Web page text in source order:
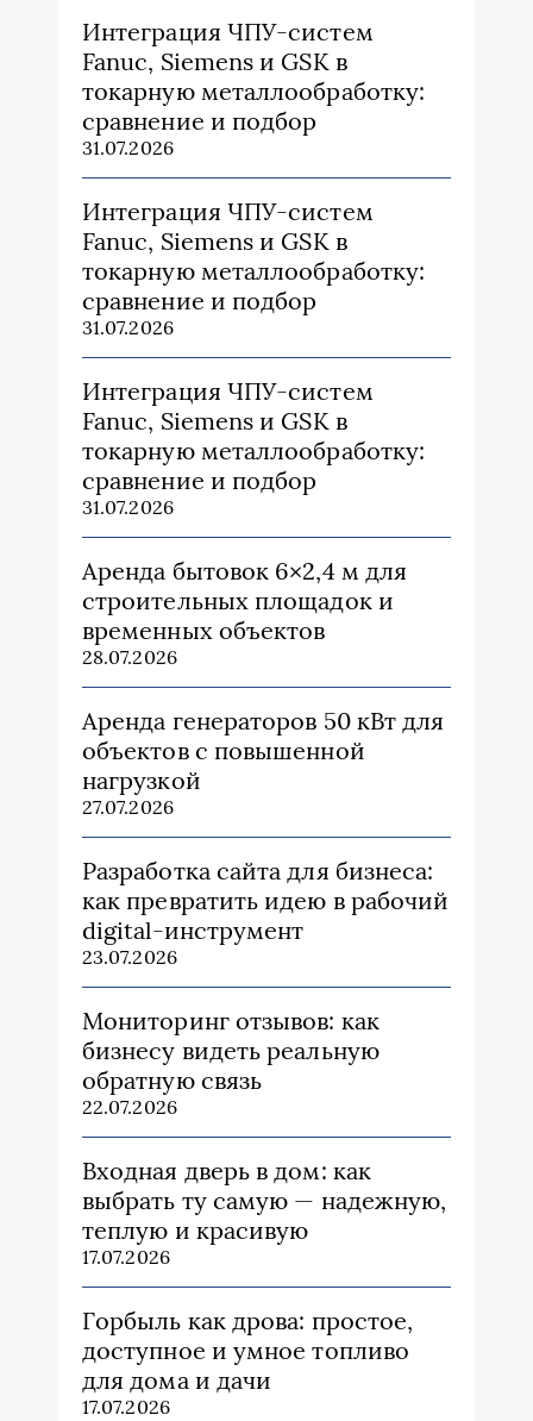
Интеграция ЧПУ-систем
Fanuc, Siemens и GSK в
токарную металлообработку:
сравнение и подбор
31.07.2026
Интеграция ЧПУ-систем
Fanuc, Siemens и GSK в
токарную металлообработку:
сравнение и подбор
31.07.2026
Интеграция ЧПУ-систем
Fanuc, Siemens и GSK в
токарную металлообработку:
сравнение и подбор
31.07.2026
Аренда бытовок 6×2,4 м для
строительных площадок и
временных объектов
28.07.2026
Аренда генераторов 50 кВт для
объектов с повышенной
нагрузкой
27.07.2026
Разработка сайта для бизнеса:
как превратить идею в рабочий
digital-инструмент
23.07.2026
Мониторинг отзывов: как
бизнесу видеть реальную
обратную связь
22.07.2026
Входная дверь в дом: как
выбрать ту самую — надежную,
теплую и красивую
17.07.2026
Горбыль как дрова: простое,
доступное и умное топливо
для дома и дачи
17.07.2026